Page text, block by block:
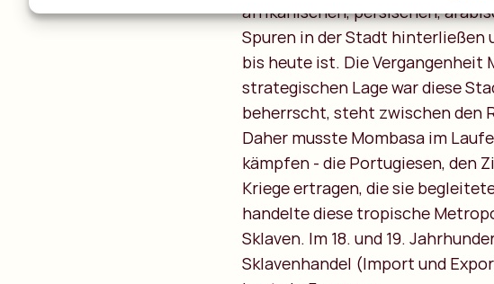
afrikanischen, persischen,
Spuren in der Stadt hinterließen
bis heute ist. Die Vergangenheit
strategischen Lage war diese
beherrscht, steht zwischen den
Daher musste Mombasa im
kämpfen - die Portugiesen, den
Kriege ertragen, die sie
handelte diese tropische
Sklaven. Im 18. und 19.
Sklavenhandel (Import und